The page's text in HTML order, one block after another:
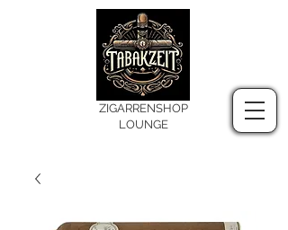
ZIGARRENSHOP
LOUNGE